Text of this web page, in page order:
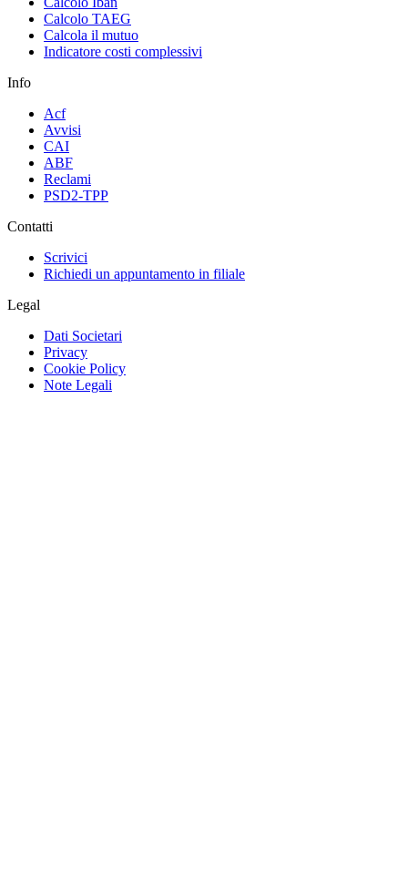
Calcolo TAEG
Calcola il mutuo
Indicatore costi complessivi
Info
Acf
Avvisi
CAI
ABF
Reclami
PSD2-TPP
Contatti
Scrivici
Richiedi un appuntamento in filiale
Legal
Dati Societari
Privacy
Cookie Policy
Note Legali